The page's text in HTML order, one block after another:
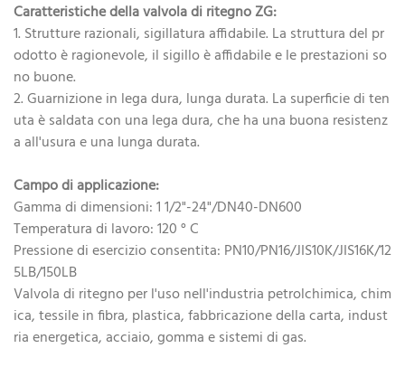
Caratteristiche della valvola di ritegno ZG:
1. Strutture razionali, sigillatura affidabile. La struttura del pr
odotto è ragionevole, il sigillo è affidabile e le prestazioni so
no buone.
2. Guarnizione in lega dura, lunga durata. La superficie di ten
uta è saldata con una lega dura, che ha una buona resistenz
a all'usura e una lunga durata.
Campo di applicazione:
Gamma di dimensioni: 1 1/2"-24"/DN40-DN600
Temperatura di lavoro: 120 ° C
Pressione di esercizio consentita: PN10/PN16/JIS10K/JIS16K/12
5LB/150LB
Valvola di ritegno per l'uso nell'industria petrolchimica, chim
ica, tessile in fibra, plastica, fabbricazione della carta, indust
ria energetica, acciaio, gomma e sistemi di gas.